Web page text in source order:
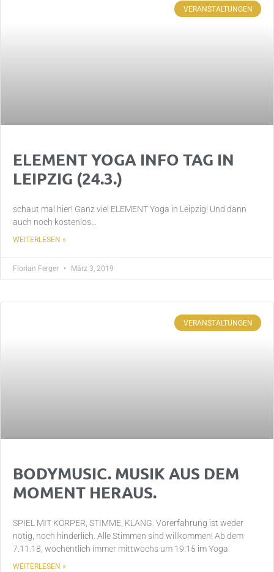
VERANSTALTUNGEN
ELEMENT YOGA INFO TAG IN
LEIPZIG (24.3.)
schaut mal hier! Ganz viel ELEMENT Yoga in Leipzig! Und dann
auch noch kostenlos…
WEITERLESEN »
Florian Ferger März 3, 2019
VERANSTALTUNGEN
BODYMUSIC. MUSIK AUS DEM
MOMENT HERAUS.
SPIEL MIT KÖRPER, STIMME, KLANG. Vorerfahrung ist weder
nötig, noch hinderlich. Alle Stimmen sind willkommen! Ab dem
7.11.18, wöchentlich immer mittwochs um 19:15 im Yoga
WEITERLESEN »